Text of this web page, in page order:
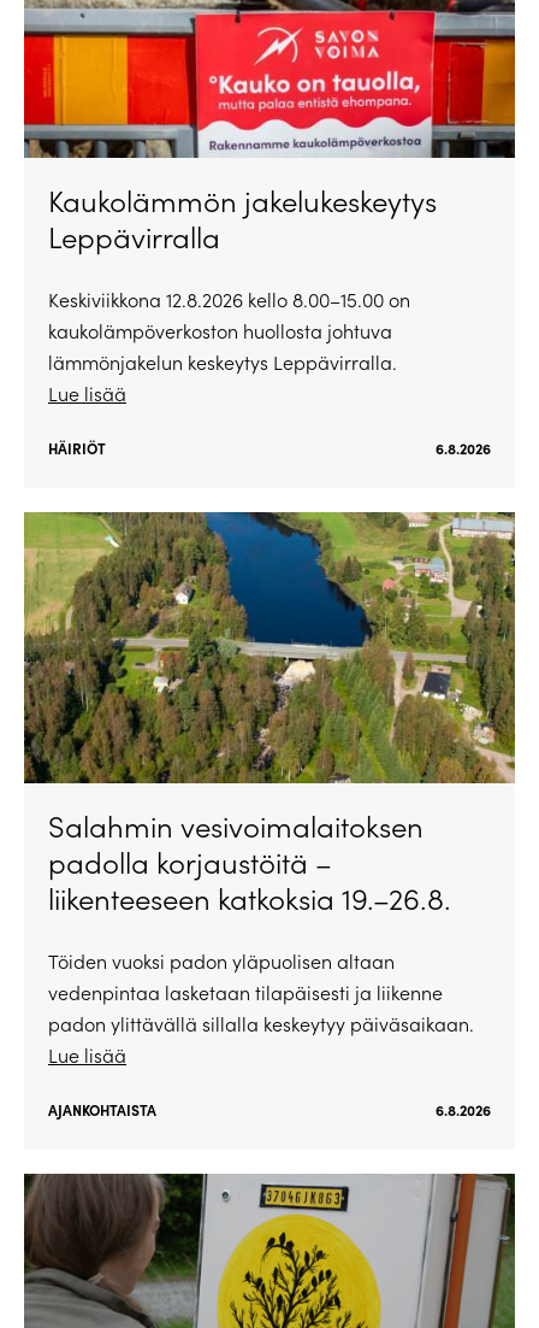
Kaukolämmön jakelukeskeytys
Leppävirralla
Keskiviikkona 12.8.2026 kello 8.00–15.00 on
kaukolämpöverkoston huollosta johtuva
lämmönjakelun keskeytys Leppävirralla.
Lue lisää
HÄIRIÖT 6.8.2026
Salahmin vesivoimalaitoksen
padolla korjaustöitä –
liikenteeseen katkoksia 19.–26.8.
Töiden vuoksi padon yläpuolisen altaan
vedenpintaa lasketaan tilapäisesti ja liikenne
padon ylittävällä sillalla keskeytyy päiväsaikaan.
Lue lisää
AJANKOHTAISTA 6.8.2026